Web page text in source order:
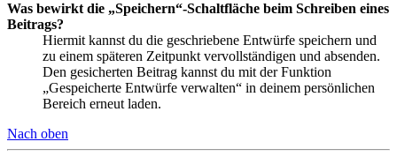
Was bewirkt die „Speichern“-Schaltfläche beim Schreiben eines
Beitrags?
Hiermit kannst du die geschriebene Entwürfe speichern und
zu einem späteren Zeitpunkt vervollständigen und absenden.
Den gesicherten Beitrag kannst du mit der Funktion
„Gespeicherte Entwürfe verwalten“ in deinem persönlichen
Bereich erneut laden.
Nach oben